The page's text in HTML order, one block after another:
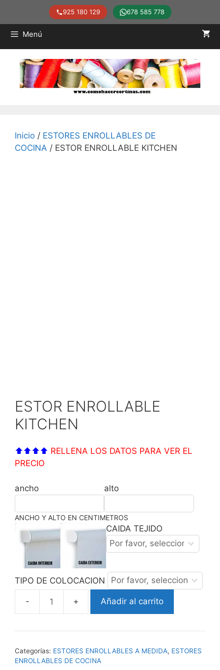
Saltar
contenido
925 180 129 678 585 778
Menú
Inicio / ESTORES ENROLLABLES DE
COCINA / ESTOR ENROLLABLE KITCHEN
ESTOR ENROLLABLE
KITCHEN
⬆⬆⬆⬆ RELLENA LOS DATOS PARA VER EL
PRECIO
ancho alto
ANCHO Y ALTO EN CENTIMETROS
CAIDA TEJIDO
TIPO DE COLOCACION
ESTOR
KITCHEN
Añadir al carrito
Categorías: ESTORES ENROLLABLES A MEDIDA, ESTORES
ENROLLABLES DE COCINA